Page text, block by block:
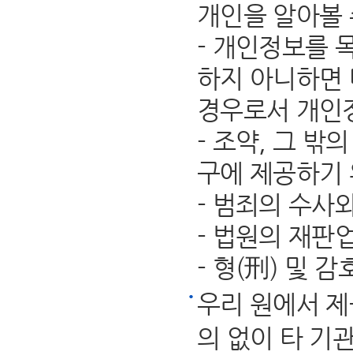
개인을 알아볼
- 개인정보를
하지 아니하면
경우로서 개인
- 조약, 그 밖
구에 제공하기
- 범죄의 수사
- 법원의 재판
- 형(刑) 및 감
우리 원에서
의 없이 타 기